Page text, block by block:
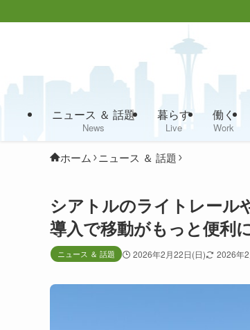
ニュース ＆ 話題
News
暮らす
Live
働く
Work
ホーム ニュース ＆ 話題
シアトルのライトレール
導入で移動がもっと便利
ニュース ＆ 話題 2026年2月22日(日) 2026年